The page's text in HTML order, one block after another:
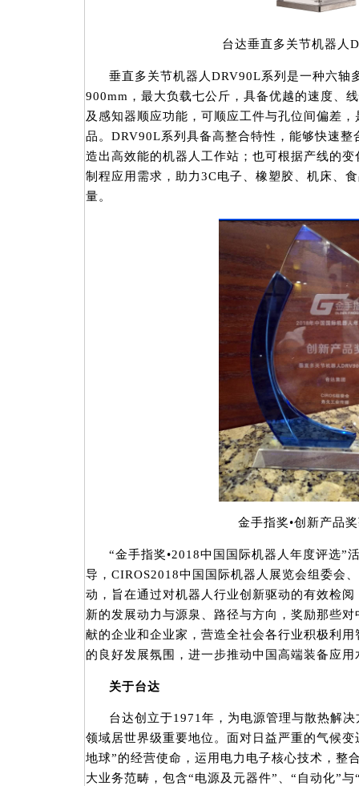
台达垂直多关节机器人
垂直多关节机器人DRV90L系列是一种六轴
900mm，最大负载七公斤，具备优越的速度、
及感知器顺应功能，可顺应工件与孔位间偏差
品。DRV90L系列具备高整合特性，能够快速
造出高效能的机器人工作站；也可根据产线的
制程应用需求，助力3C电子、橡塑胶、机床、
量。
金手指奖•创新产品
“金手指奖•2018中国国际机器人年度评选”
导，CIROS2018中国国际机器人展览会组委会
动，旨在通过对机器人行业创新驱动的有效检
新的发展动力与源泉、路径与方向，奖励那些
献的企业和企业家，营造全社会各行业积极利
的良好发展氛围，进一步推动中国高端装备应
关于台达
台达创立于1971年，为电源管理与散热解
领域居世界级重要地位。面对日益严重的气候
地球”的经营使命，运用电力电子核心技术，整
大业务范畴，包含“电源及元器件”、“自动化”